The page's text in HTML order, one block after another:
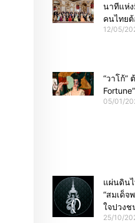
นาทีแห่ง
คนไทยต้
12/05/
“วาโก้”
Fortune”
05/01/
แผ่นดิน
“สมเด็จ
ใจปวง
25/10/